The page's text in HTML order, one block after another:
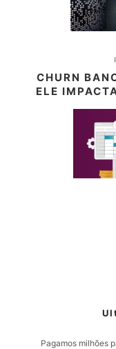
CHURN
ELE
Pagamos milhões